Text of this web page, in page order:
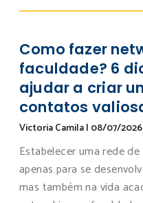
Como fazer
faculdade? 6
ajudar a criar
contatos
Victoria Camila| 08/07/2026
Estabelecer uma rede
apenas para se
mas também na vida